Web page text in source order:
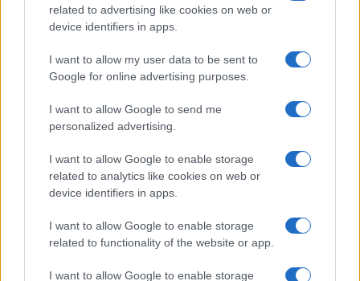
related to advertising like cookies on web or
device identifiers in apps.
I want to allow my user data to be sent to
Google for online advertising purposes.
I want to allow Google to send me
personalized advertising.
I want to allow Google to enable storage
related to analytics like cookies on web or
device identifiers in apps.
I want to allow Google to enable storage
related to functionality of the website or app.
I want to allow Google to enable storage
Seguici su Google News
TRIBUNALE DI NOCERA INFERIORE N. 6/2020 - RG N. 1338/2020